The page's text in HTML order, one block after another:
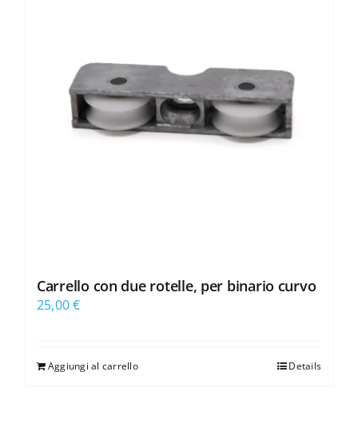
Carrello con due rotelle, per binario curvo
25,00€
Aggiungi al carrello Details